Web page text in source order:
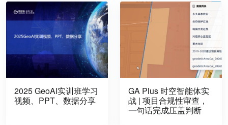
2025 GeoAI实训班学习
视频、PPT、数据分享
GA Plus 时空智能体实
战 | 项目合规性审查，
一句话完成压盖判断